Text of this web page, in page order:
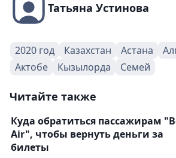
Татьяна Устинова
2020 год Казахстан Астана
Актобе
Кызылорда Семей
Читайте также
Куда обратиться пассажирам
Air", чтобы вернуть деньги за
билеты